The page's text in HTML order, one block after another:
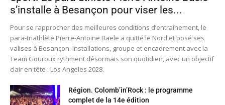
s’installe à Besançon pour viser les...
Pour se rapprocher des meilleures conditions d’entraînement, le
para-triathlète Pierre-Antoine Baele a quitté le Nord et posé ses
valises à Besançon. Installations, groupe et encadrement avec la
Team Gouroux rythment désormais son quotidien, avec un objectif
clair en tête : Los Angeles 2028.
Région. Colomb’in’Rock : le programme
complet de la 14e édition